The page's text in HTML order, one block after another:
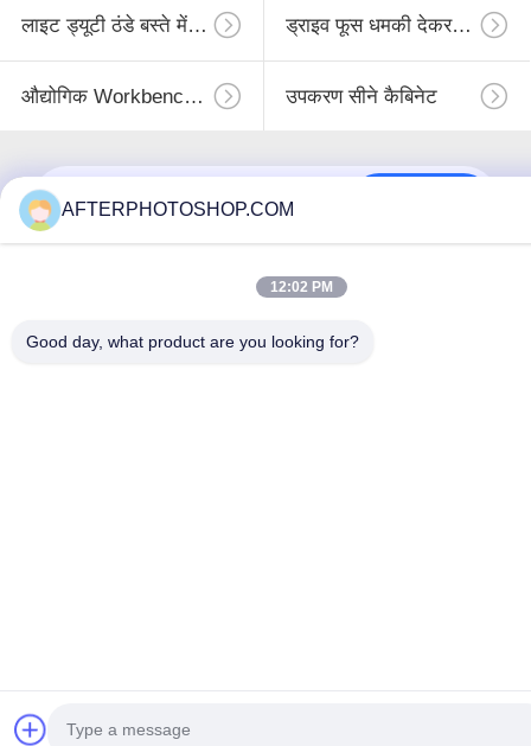
लाइट ड्यूटी ठंडे बस्ते में डालने ड्राइव फूस धमकी देकर मांगने का
औद्योगिक Workbenches उपकरण सीने कैबिनेट
AFTERPHOTOSHOP.COM
12:02 PM
Good day, what product are you looking for?